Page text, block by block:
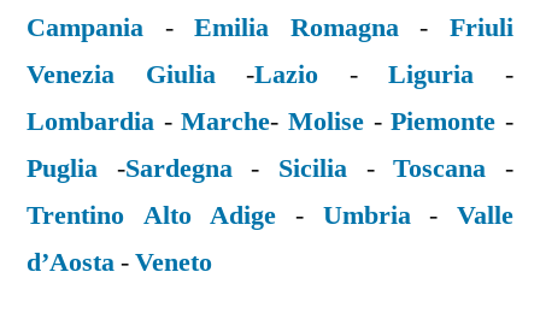
Campania -Emilia Romagna-Friuli
Venezia Giulia-Lazio -Liguria -
Lombardia -Marche-Molise -Piemonte -
Puglia -Sardegna- Sicilia -Toscana -
Trentino Alto Adige - Umbria-Valle
d’Aosta-Veneto